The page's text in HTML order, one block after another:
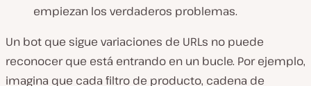
empiezan los verdaderos problemas.
Un bot que sigue variaciones de URLs no puede
reconocer que está entrando en un bucle. Por ejemplo,
imagina que cada filtro de producto, cadena de